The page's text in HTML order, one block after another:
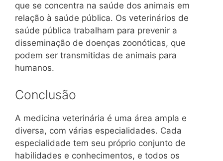
que se concentra na saúde dos animais em
relação à saúde pública. Os veterinários de
saúde pública trabalham para prevenir a
disseminação de doenças zoonóticas, que
podem ser transmitidas de animais para
humanos.
Conclusão
A medicina veterinária é uma área ampla e
diversa, com várias especialidades. Cada
especialidade tem seu próprio conjunto de
habilidades e conhecimentos, e todos os